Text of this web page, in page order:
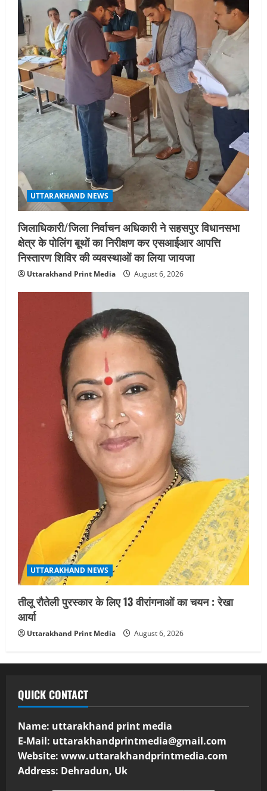
UTTARAKHAND NEWS
जिलाधिकारी/जिला निर्वाचन अधिकारी ने सहसपुर विधानसभा
क्षेत्र के पोलिंग बूथों का निरीक्षण कर एसआईआर आपत्ति
निस्तारण शिविर की व्यवस्थाओं का लिया जायजा
Uttarakhand Print Media August 6, 2026
UTTARAKHAND NEWS
तीलू रौतेली पुरस्कार के लिए 13 वीरांगनाओं का चयन : रेखा
आर्या
Uttarakhand Print Media August 6, 2026
QUICK CONTACT
Name: uttarakhand print media
E-Mail: uttarakhandprintmedia@gmail.com
Website: www.uttarakhandprintmedia.com
Address: Dehradun, Uk